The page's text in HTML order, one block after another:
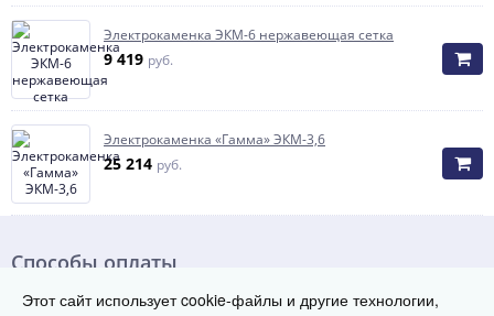
Электрокаменка ЭКМ-6 нержавеющая сетка
9 419 руб.
Электрокаменка «Гамма» ЭКМ-3,6
25 214 руб.
Способы оплаты
Этот сайт использует cookie-файлы и другие технологии,